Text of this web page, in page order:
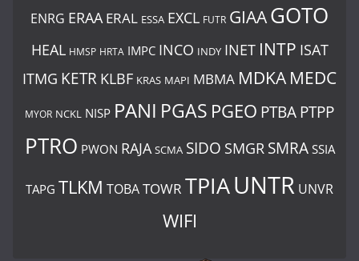
ENRG ERAA ERAL ESSA EXCL FUTR GIAAGOTO
HEAL HMSP HRTA IMPC INCO INDY INET INTP ISAT
ITMG KETR KLBF KRAS MAPI MBMA MDKA MEDC
MYOR NCKL NISP PANI PGAS PGEO PTBAPTPP
PTRO PWON RAJA SCMA SIDO SMGR SMRA SSIA
TAPG TLKM TOBATOWR TPIAUNTR UNVR
WIFI